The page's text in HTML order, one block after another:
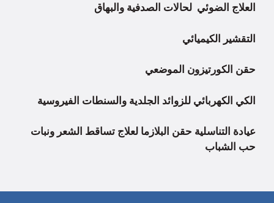
العلاج الضوئي لحالات الصدفية والبهاق
التقشير الكيميائي
حقن الكورتيزون الموضعي
الكي الكهربائي للزوائد الجلدية والسنطات الفيروسية
عيادة التناسلية حقن البلازما لعلاج تساقط الشعر ونبات
حب الشباب